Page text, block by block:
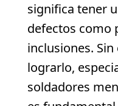
significa tener
defectos como
inclusiones.
lograrlo,
soldadores